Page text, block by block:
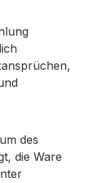
des
die Ware